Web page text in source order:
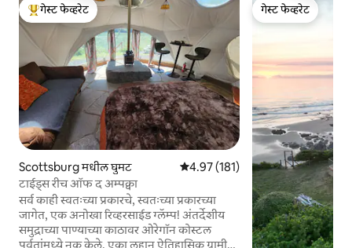
टॉप गेस्ट फेव्हरेट
गेस्ट फेव्हरेट
Scottsburg मधील घुमट 5 पैकी 4.97 सरासरी रेटिंग, 181 रिव्ह्यूज
4.97 (181)
टाईड्स रीच ऑफ द अम्पक्वा
सर्व काही स्वतःच्या प्रकारचे, स्वतःच्या प्रकारच्या
जागेत, एक अनोखा रिव्हरसाईड ग्लॅम्प! अंतर्देशीय
समुद्राच्या पाण्याच्या काठावर ओरेगॉन कोस्टल
पर्वतांमध्ये नूक केले. एका लहान ऐतिहासिक ग्रामीण
गेस्ट फेव्हरेट
गेस्ट फेव्हरेट